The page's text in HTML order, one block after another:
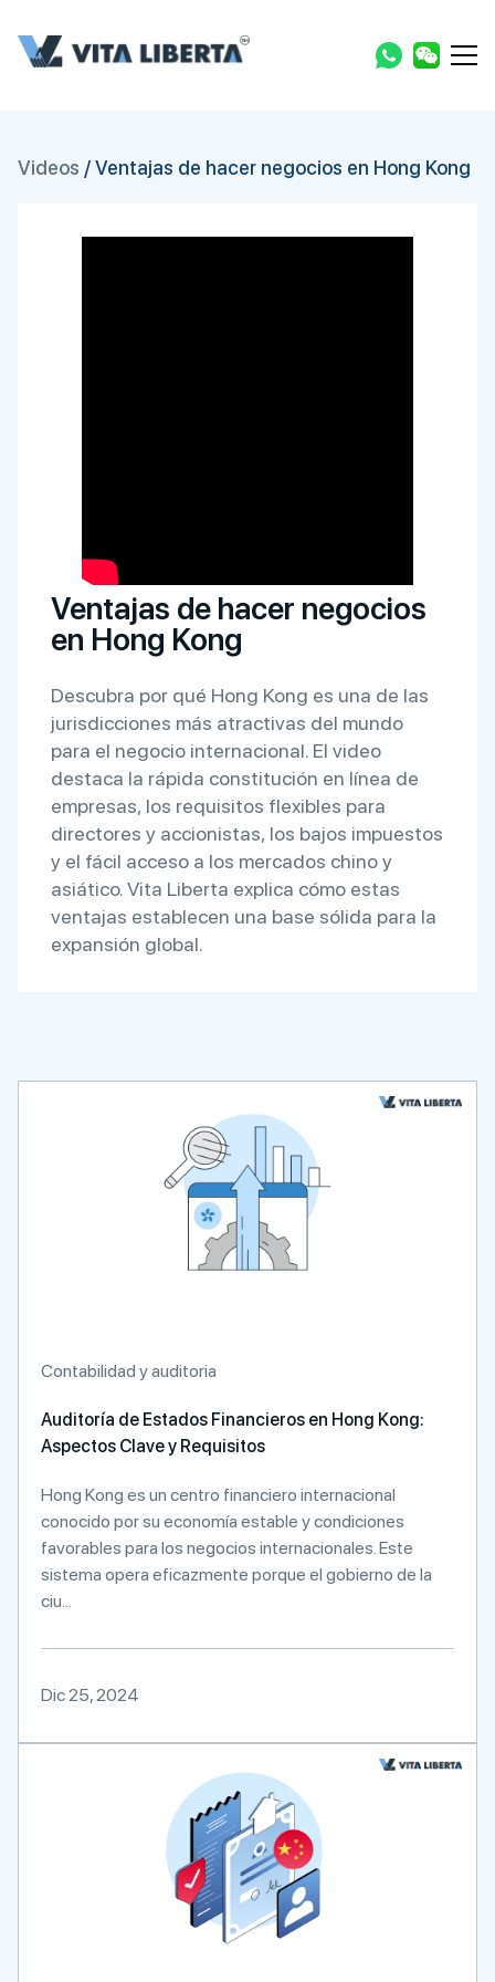
Videos /Ventajas de hacer negocios en Hong Kong
Ventajas de hacer negocios
en Hong Kong
Descubra por qué Hong Kong es una de las
jurisdicciones más atractivas del mundo
para el negocio internacional. El video
destaca la rápida constitución en línea de
empresas, los requisitos flexibles para
directores y accionistas, los bajos impuestos
y el fácil acceso a los mercados chino y
asiático. Vita Liberta explica cómo estas
ventajas establecen una base sólida para la
expansión global.
Contabilidad y auditoria
Auditoría de Estados Financieros en Hong Kong:
Aspectos Clave y Requisitos
Hong Kong es un centro financiero internacional
conocido por su economía estable y condiciones
favorables para los negocios internacionales. Este
sistema opera eficazmente porque el gobierno de la
ciu...
Dic 25, 2024